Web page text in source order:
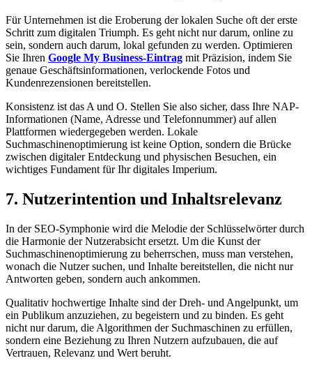
Für Unternehmen ist die Eroberung der lokalen Suche oft der erste
Schritt zum digitalen Triumph. Es geht nicht nur darum, online zu
sein, sondern auch darum, lokal gefunden zu werden. Optimieren
Sie Ihren Google My Business-Eintrag mit Präzision, indem Sie
genaue Geschäftsinformationen, verlockende Fotos und
Kundenrezensionen bereitstellen.
Konsistenz ist das A und O. Stellen Sie also sicher, dass Ihre NAP-
Informationen (Name, Adresse und Telefonnummer) auf allen
Plattformen wiedergegeben werden. Lokale
Suchmaschinenoptimierung ist keine Option, sondern die Brücke
zwischen digitaler Entdeckung und physischen Besuchen, ein
wichtiges Fundament für Ihr digitales Imperium.
7. Nutzerintention und Inhaltsrelevanz
In der SEO-Symphonie wird die Melodie der Schlüsselwörter durch
die Harmonie der Nutzerabsicht ersetzt. Um die Kunst der
Suchmaschinenoptimierung zu beherrschen, muss man verstehen,
wonach die Nutzer suchen, und Inhalte bereitstellen, die nicht nur
Antworten geben, sondern auch ankommen.
Qualitativ hochwertige Inhalte sind der Dreh- und Angelpunkt, um
ein Publikum anzuziehen, zu begeistern und zu binden. Es geht
nicht nur darum, die Algorithmen der Suchmaschinen zu erfüllen,
sondern eine Beziehung zu Ihren Nutzern aufzubauen, die auf
Vertrauen, Relevanz und Wert beruht.